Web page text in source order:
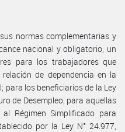
normas complementarias y
nacional y obligatorio, un
para los trabajadores que
de dependencia en la
los beneficiarios de la Ley
de Desempleo; para aquellas
Régimen Simplificado para
por la Ley N° 24.977,